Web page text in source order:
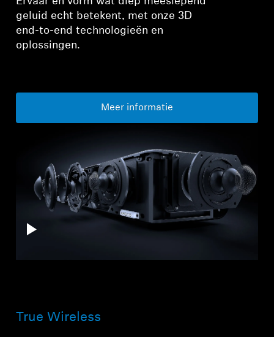
geluid echt betekent, met onze 3D
end-to-end technologieën en
oplossingen.
Meer informatie
True Wireless